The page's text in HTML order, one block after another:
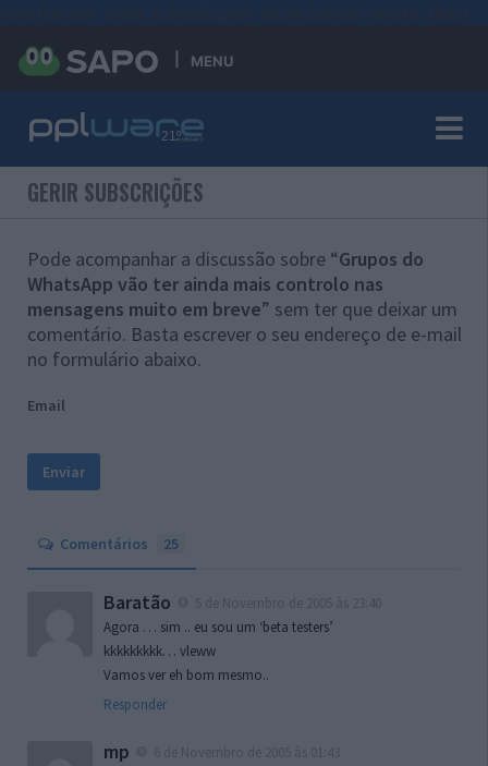
MENU
GERIR SUBSCRIÇÕES
Pode acompanhar a discussão sobre “Grupos do
WhatsApp vão ter ainda mais controlo nas
mensagens muito em breve” sem ter que deixar um
comentário. Basta escrever o seu endereço de e-mail
no formulário abaixo.
Email
Comentários 25
Baratão
Agora … sim .. eu sou um ‘beta testers’
kkkkkkkkk… vleww
Vamos ver eh bom mesmo..
Responder
mp